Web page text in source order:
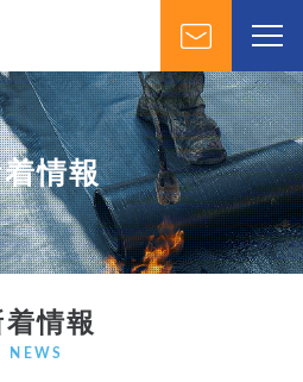
情報
着情報
NEWS